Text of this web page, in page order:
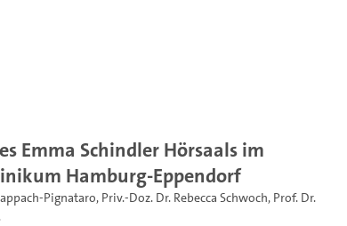
Emma Schindler Hörsaals im
Hamburg-Eppendorf
Pignataro, Priv.-Doz. Dr. Rebecca Schwoch, Prof. Dr.